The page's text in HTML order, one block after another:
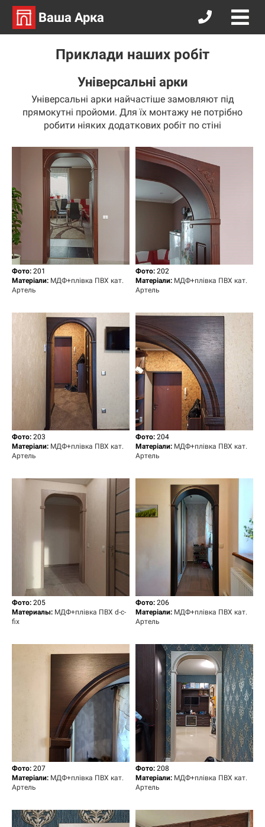
Ваша Арка
Приклади наших робіт
Універсальні арки
Універсальні арки найчастіше замовляют під
прямокутні пройоми. Для їх монтажу не потрібно
робити ніяких додаткових робіт по стіні
Фото: 201
Матеріали: МДФ+плівка ПВХ кат.
Артель
Фото: 202
Матеріали: МДФ+плівка ПВХ кат.
Артель
Фото: 203
Матеріали: МДФ+плівка ПВХ кат.
Артель
Фото: 204
Матеріали: МДФ+плівка ПВХ кат.
Артель
Фото: 205
Материалы: МДФ+плівка ПВХ d-c-
fix
Фото: 206
Матеріали: МДФ+плівка ПВХ кат.
Артель
Фото: 207
Матеріали: МДФ+плівка ПВХ кат.
Артель
Фото: 208
Матеріали: МДФ+плівка ПВХ кат.
Артель